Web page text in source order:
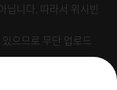
닙니다. 따라서 위시빈
으므로 무단 업로드